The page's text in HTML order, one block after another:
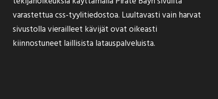
varastettua css-tyylitiedostoa. Luultavasti vain harvat
sivustolla vierailleet kävijät ovat oikeasti
kiinnostuneet laillisista latauspalveluista.